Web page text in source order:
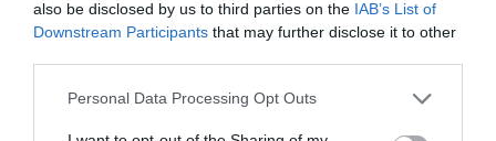
also be disclosed by us to third parties on the IAB’s List of
Downstream Participants that may further disclose it to other
Please note that this website/app uses one or more Google
Personal Data Processing Opt Outs
χορηγούμενες συντάξεις που σωρεύονται στο
ίδιο πρόσωπο μετά την ημερομηνία
δημοσίευσής της), χωρίς να υφίσταται προς
τούτο σχετική νομοθετική εξουσιοδότηση.